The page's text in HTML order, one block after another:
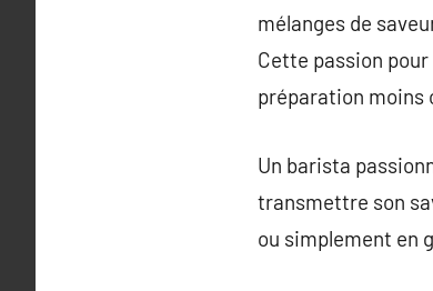
mélanges de
Cette passion
préparation moins
Un barista
transmettre son
ou simplement en